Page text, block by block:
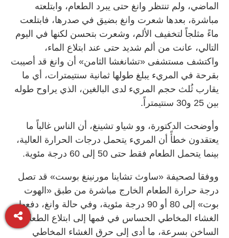
الماضي، ولم تنتظر وانغ حتى يبرد الطعام، وابتلعته
مباشرة، بعدها شعرت وانغ بضيق في صدرها، فابتلعت
ماءً مثلجاً لتخفيف الألم، وشعرت بتحسن لكنها في اليوم
التالي، عانت من ألم شديد حتى عند ابتلاع الماء،
واكتشف مستشفى «تشانغشا الثامن» أن وانغ قد أصيبت
بقرحة في المريء يبلغ طولها ثمانية سنتيمترات، أي ما
يقارب ثُلث حجم المريء لدى البالغين، الذي يراوح طوله
بين 25 و30 سنتيمتراً.
وأوضحت الدكتورة، وو شياو تشينغ، أن الناس غالباً ما
يعتقدون خطأً أن المريء يتحمل درجات الحرارة العالية،
بينما يتحمل الطعام فقط حتى 50 إلى 60 درجة مئوية.
ووفقا لصحيفة «ساوث تشاينا مورنينغ بوست» قد تصل
درجة حرارة الطعام الخارج مباشرة من طبق «الهوت
بوت» إلى 80 أو 90 درجة مئوية، وفي حالة وانغ، دفعها
الغشاء المخاطي الحساس في فمها إلى ابتلاع الطعام
الساخن بسرعة، ما أدى إلى حرق الغشاء المخاطي